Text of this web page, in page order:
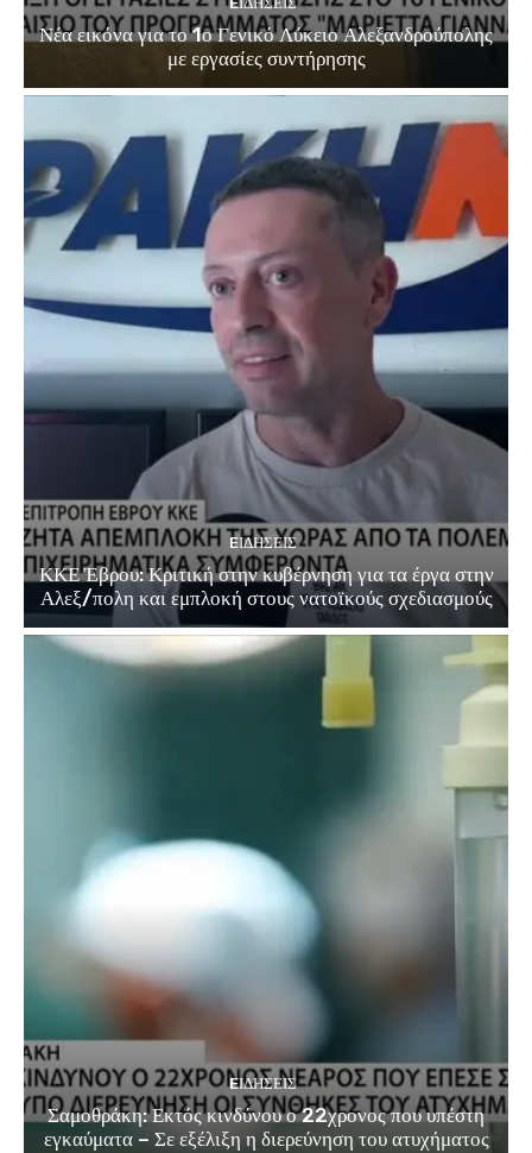
Νέα εικόνα για το 1ο Γενικό Λύκειο Αλεξανδρούπολης
με εργασίες συντήρησης
EΙΔΗΣΕΙΣ
ΚΚΕ Έβρου: Κριτική στην κυβέρνηση για τα έργα στην
Αλεξ/πολη και εμπλοκή στους νατοϊκούς σχεδιασμούς
EΙΔΗΣΕΙΣ
Σαμοθράκη: Εκτός κινδύνου ο 22χρονος που υπέστη
εγκαύματα – Σε εξέλιξη η διερεύνηση του ατυχήματος